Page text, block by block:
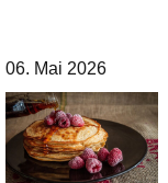
06. Mai 2026